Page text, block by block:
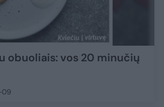
obuoliais: vos 20 minučių
09